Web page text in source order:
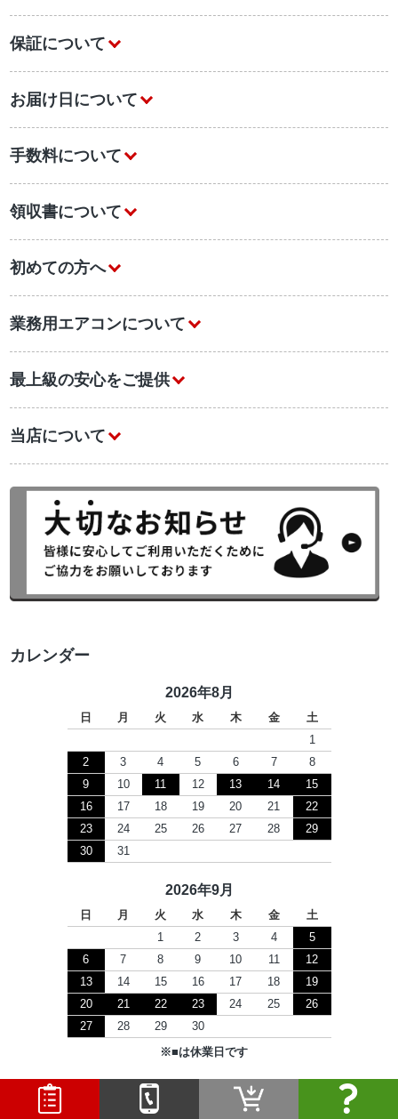
保証について
お届け日について
手数料について
領収書について
初めての方へ
業務用エアコンについて
最上級の安心をご提供
当店について
カレンダー
2026年8月
日 月 火 水 木 金
土
1
2
3 4 5 6 7
8
9
10 11 12 13 14
15
16
17 18 19 20 21
22
23
24 25 26 27 28
29
30
31
2026年9月
日 月 火 水 木 金
土
1
2 3 4
5
6
7 8 9 10 11
12
13
14 15 16 17 18
19
20
21 22 23 24 25
26
27
28 29 30
※■は休業日です
Copyright © 2026 セツビコム All Rights Reserved.